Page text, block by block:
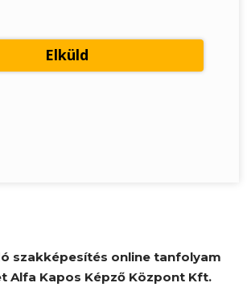
szakképesítés online tanfolyam
Alfa Kapos Képző Központ Kft.